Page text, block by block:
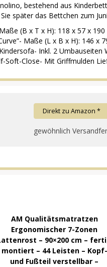
bestehend aus
später das Bettchen zum
(B x T x H): 118 x 57 x
Maße (L x B x H): 146
Inkl. 2
Soft-Close- Mit Griffmulden
Direkt zu Amazon *
gewöhnlich
AM Qualitätsmatratzen
Ergonomischer 7-Zonen
– 90×200 cm –
montiert – 44 Leisten – Kopf-
und Fußteil verstellbar –